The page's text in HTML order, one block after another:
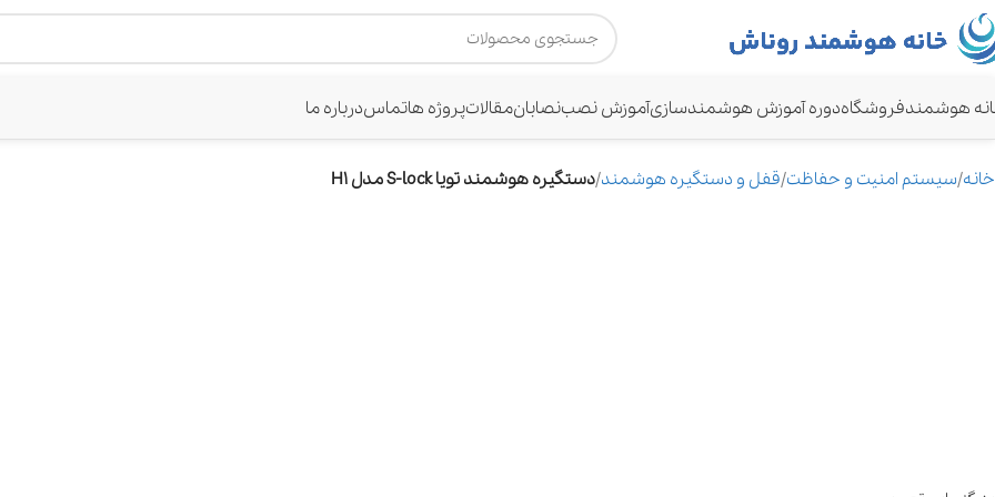
هوشمندفروشگاهدوره آموزش هوشمندسازیآموزش نصبنصابانمقالاتپروژه هاتماسدرباره ما
خانه سیستم امنیت و حفاظت قفل و دستگیره هوشمند دستگیره هوشمند تویا S-lock مدل H1